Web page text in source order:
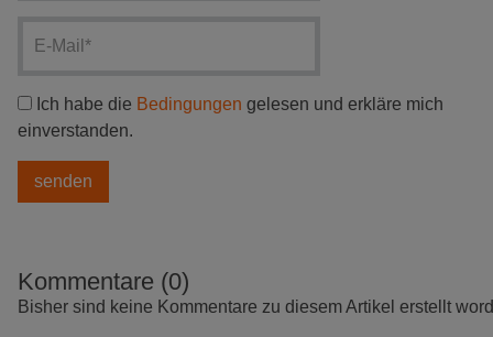
Ich habe die Bedingungen gelesen und erkläre mich
einverstanden.
Kommentare (0)
Bisher sind keine Kommentare zu diesem Artikel erstellt